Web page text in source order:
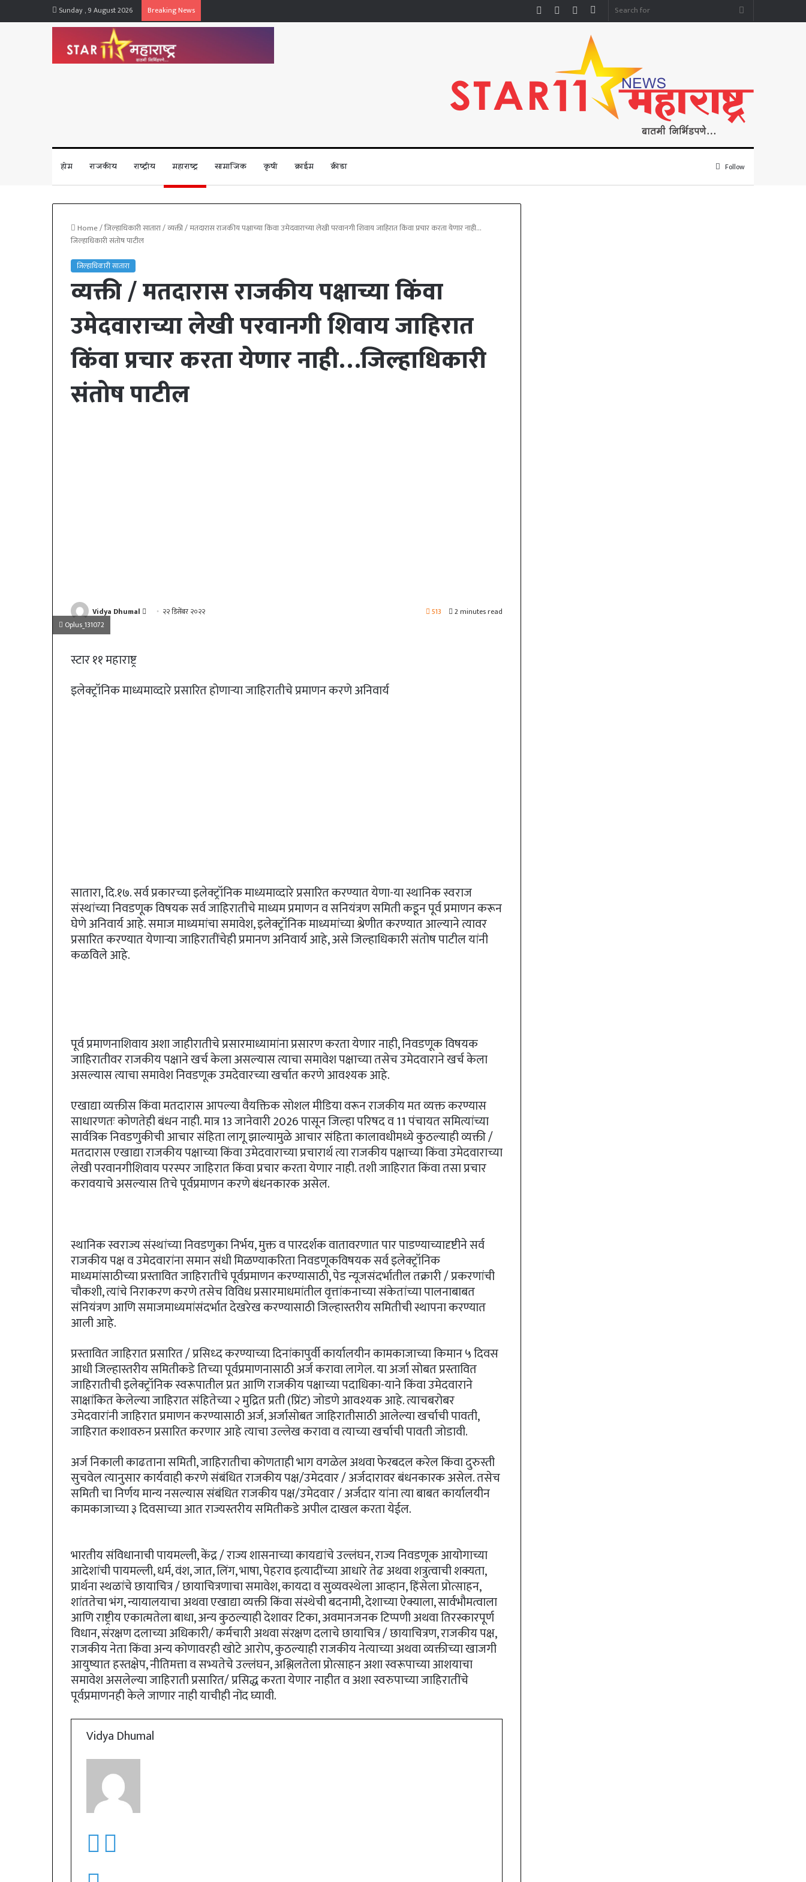
Sunday , 9 August 2026 Breaking News
Search
Sidebar
Instagram
YouTube
Facebook
होम राजकीय राष्ट्रीय महाराष्ट्र सामाजिक कृषी क्राईम क्रीडा Follow
Home/जिल्हाधिकारी सातारा/व्यक्ती / मतदारास राजकीय पक्षाच्या किंवा उमेदवाराच्या लेखी परवानगी शिवाय जाहिरात किंवा प्रचार करता येणार नाही…
जिल्हाधिकारी संतोष पाटील
जिल्हाधिकारी सातारा
व्यक्ती / मतदारास राजकीय पक्षाच्या किंवा
उमेदवाराच्या लेखी परवानगी शिवाय जाहिरात
किंवा प्रचार करता येणार नाही…जिल्हाधिकारी
संतोष पाटील
Vidya Dhumal
Send २२ डिसेंबर २०२२ 513 2 minutes read
Oplus_131072
स्टार ११ महाराष्ट्र
इलेक्ट्रॉनिक माध्यमाव्दारे प्रसारित होणाऱ्या जाहिरातीचे प्रमाणन करणे अनिवार्य
सातारा, दि.१७. सर्व प्रकारच्या इलेक्ट्रॉनिक माध्यमाव्दारे प्रसारित करण्यात येणा-या स्थानिक स्वराज
संस्थांच्या निवडणूक विषयक सर्व जाहिरातीचे माध्यम प्रमाणन व सनियंत्रण समिती कडून पूर्व प्रमाणन करून
घेणे अनिवार्य आहे. समाज माध्यमांचा समावेश, इलेक्ट्रॉनिक माध्यमांच्या श्रेणीत करण्यात आल्याने त्यावर
प्रसारित करण्यात येणाऱ्या जाहिरातींचेही प्रमानण अनिवार्य आहे, असे जिल्हाधिकारी संतोष पाटील यांनी
कळविले आहे.
पूर्व प्रमाणनाशिवाय अशा जाहीरातीचे प्रसारमाध्यामांना प्रसारण करता येणार नाही, निवडणूक विषयक
जाहिरातीवर राजकीय पक्षाने खर्च केला असल्यास त्याचा समावेश पक्षाच्या तसेच उमेदवाराने खर्च केला
असल्यास त्याचा समावेश निवडणूक उमदेवारच्या खर्चात करणे आवश्यक आहे.
एखाद्या व्यक्तीस किंवा मतदारास आपल्या वैयक्तिक सोशल मीडिया वरून राजकीय मत व्यक्त करण्यास
साधारणतः कोणतेही बंधन नाही. मात्र 13 जानेवारी 2026 पासून जिल्हा परिषद व 11 पंचायत समित्यांच्या
सार्वत्रिक निवडणुकीची आचार संहिता लागू झाल्यामुळे आचार संहिता कालावधीमध्ये कुठल्याही व्यक्ती /
मतदारास एखाद्या राजकीय पक्षाच्या किंवा उमेदवाराच्या प्रचारार्थ त्या राजकीय पक्षाच्या किंवा उमेदवाराच्या
लेखी परवानगीशिवाय परस्पर जाहिरात किंवा प्रचार करता येणार नाही. तशी जाहिरात किंवा तसा प्रचार
करावयाचे असल्यास तिचे पूर्वप्रमाणन करणे बंधनकारक असेल.
स्थानिक स्वराज्य संस्थांच्या निवडणुका निर्भय, मुक्त व पारदर्शक वातावरणात पार पाडण्याच्यादृष्टीने सर्व
राजकीय पक्ष व उमेदवारांना समान संधी मिळण्याकरिता निवडणूकविषयक सर्व इलेक्ट्रॉनिक
माध्यमांसाठीच्या प्रस्तावित जाहिरातींचे पूर्वप्रमाणन करण्यासाठी, पेड न्यूजसंदर्भातील तक्रारी / प्रकरणांची
चौकशी, त्यांचे निराकरण करणे तसेच विविध प्रसारमाधमांतील वृत्तांकनाच्या संकेतांच्या पालनाबाबत
संनियंत्रण आणि समाजमाध्यमांसंदर्भात देखरेख करण्यासाठी जिल्हास्तरीय समितीची स्थापना करण्यात
आली आहे.
प्रस्तावित जाहिरात प्रसारित / प्रसिध्द करण्याच्या दिनांकापुर्वी कार्यालयीन कामकाजाच्या किमान ५ दिवस
आधी जिल्हास्तरीय समितीकडे तिच्या पूर्वप्रमाणनासाठी अर्ज करावा लागेल. या अर्जा सोबत प्रस्तावित
जाहिरातीची इलेक्ट्रॉनिक स्वरूपातील प्रत आणि राजकीय पक्षाच्या पदाधिका-याने किंवा उमेदवाराने
साक्षांकित केलेल्या जाहिरात संहितेच्या २ मुद्रित प्रती (प्रिंट) जोडणे आवश्यक आहे. त्याचबरोबर
उमेदवारांनी जाहिरात प्रमाणन करण्यासाठी अर्ज, अर्जासोबत जाहिरातीसाठी आलेल्या खर्चाची पावती,
जाहिरात कशावरुन प्रसारित करणार आहे त्याचा उल्लेख करावा व त्याच्या खर्चाची पावती जोडावी.
अर्ज निकाली काढताना समिती, जाहिरातीचा कोणताही भाग वगळेल अथवा फेरबदल करेल किंवा दुरुस्ती
सुचवेल त्यानुसार कार्यवाही करणे संबंधित राजकीय पक्ष/उमेदवार / अर्जदारावर बंधनकारक असेल. तसेच
समिती चा निर्णय मान्य नसल्यास संबंधित राजकीय पक्ष/उमेदवार / अर्जदार यांना त्या बाबत कार्यालयीन
कामकाजाच्या ३ दिवसाच्या आत राज्यस्तरीय समितीकडे अपील दाखल करता येईल.
भारतीय संविधानाची पायमल्ली, केंद्र / राज्य शासनाच्या कायद्यांचे उल्लंघन, राज्य निवडणूक आयोगाच्या
आदेशांची पायमल्ली, धर्म, वंश, जात, लिंग, भाषा, पेहराव इत्यादींच्या आधारे तेढ अथवा शत्रुत्वाची शक्यता,
प्रार्थना स्थळांचे छायाचित्र / छायाचित्रणाचा समावेश, कायदा व सुव्यवस्थेला आव्हान, हिंसेला प्रोत्साहन,
शांततेचा भंग, न्यायालयाचा अथवा एखाद्या व्यक्ती किंवा संस्थेची बदनामी, देशाच्या ऐक्याला, सार्वभौमत्वाला
आणि राष्ट्रीय एकात्मतेला बाधा, अन्य कुठल्याही देशावर टिका, अवमानजनक टिप्पणी अथवा तिरस्कारपूर्ण
विधान, संरक्षण दलाच्या अधिकारी/ कर्मचारी अथवा संरक्षण दलाचे छायाचित्र / छायाचित्रण, राजकीय पक्ष,
राजकीय नेता किंवा अन्य कोणावरही खोटे आरोप, कुठल्याही राजकीय नेत्याच्या अथवा व्यक्तीच्या खाजगी
आयुष्यात हस्तक्षेप, नीतिमत्ता व सभ्यतेचे उल्लंघन, अश्लिलतेला प्रोत्साहन अशा स्वरूपाच्या आशयाचा
समावेश असलेल्या जाहिराती प्रसारित/ प्रसिद्ध करता येणार नाहीत व अशा स्वरुपाच्या जाहिरातींचे
पूर्वप्रमाणनही केले जाणार नाही याचीही नोंद घ्यावी.
Vidya Dhumal